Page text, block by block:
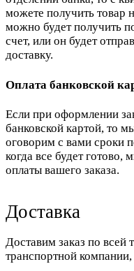
можете получить товар
можно будет получить
счет, или он будет
доставку.
Оплата банковской
Если при оформлении
банковской картой, то
оговорим с вами сроки
когда все будет
оплаты вашего заказа.
Доставка
Доставим заказ по
транспортной